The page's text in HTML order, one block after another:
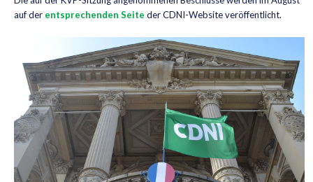
auf der entsprechenden Seite der CDNI-Website veröffentlicht.